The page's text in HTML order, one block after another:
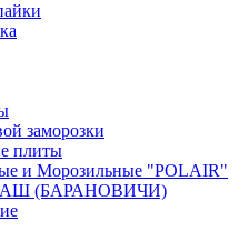
заморозки
плиты
и Морозильные "POLAIR"
(БАРАНОВИЧИ)